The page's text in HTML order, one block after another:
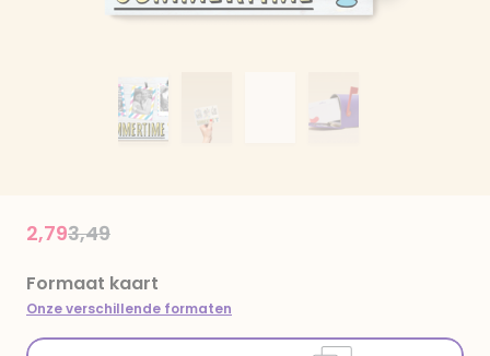
Price reduced from
3,49to
2,79
Formaat kaart
Onze verschillende formaten